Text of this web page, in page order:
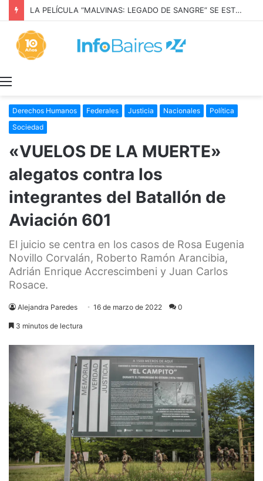
LA PELÍCULA “MALVINAS: LEGADO DE SANGRE” SE ESTRENARÁ EN PRIME VIDEO
Derechos Humanos Federales Justicia Nacionales
Política
Sociedad
«VUELOS DE LA MUERTE»
alegatos contra los
integrantes del Batallón de
Aviación 601
El juicio se centra en los casos de Rosa Eugenia
Novillo Corvalán, Roberto Ramón Arancibia,
Adrián Enrique Accrescimbeni y Juan Carlos
Rosace.
Alejandra Paredes 16 de marzo de 2022 0
3 minutos de lectura